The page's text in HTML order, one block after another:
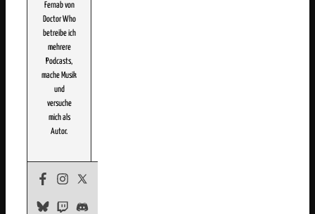
Fernab von
Doctor Who
betreibe ich
mehrere
Podcasts,
mache Musik
und
versuche
mich als
Autor.